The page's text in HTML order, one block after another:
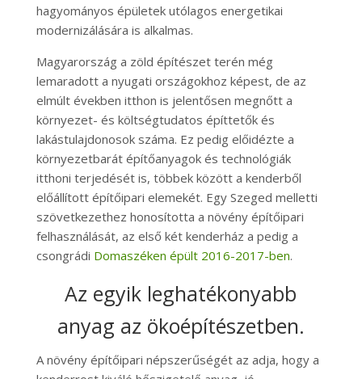
hagyományos épületek utólagos energetikai
modernizálására is alkalmas.
Magyarország a zöld építészet terén még
lemaradott a nyugati országokhoz képest, de az
elmúlt években itthon is jelentősen megnőtt a
környezet- és költségtudatos építtetők és
lakástulajdonosok száma. Ez pedig előidézte a
környezetbarát építőanyagok és technológiák
itthoni terjedését is, többek között a kenderből
előállított építőipari elemekét. Egy Szeged melletti
szövetkezethez honosította a növény építőipari
felhasználását, az első két kenderház a pedig a
csongrádi Domaszéken épült 2016-2017-ben.
Az egyik leghatékonyabb
anyag az ökoépítészetben.
A növény építőipari népszerűségét az adja, hogy a